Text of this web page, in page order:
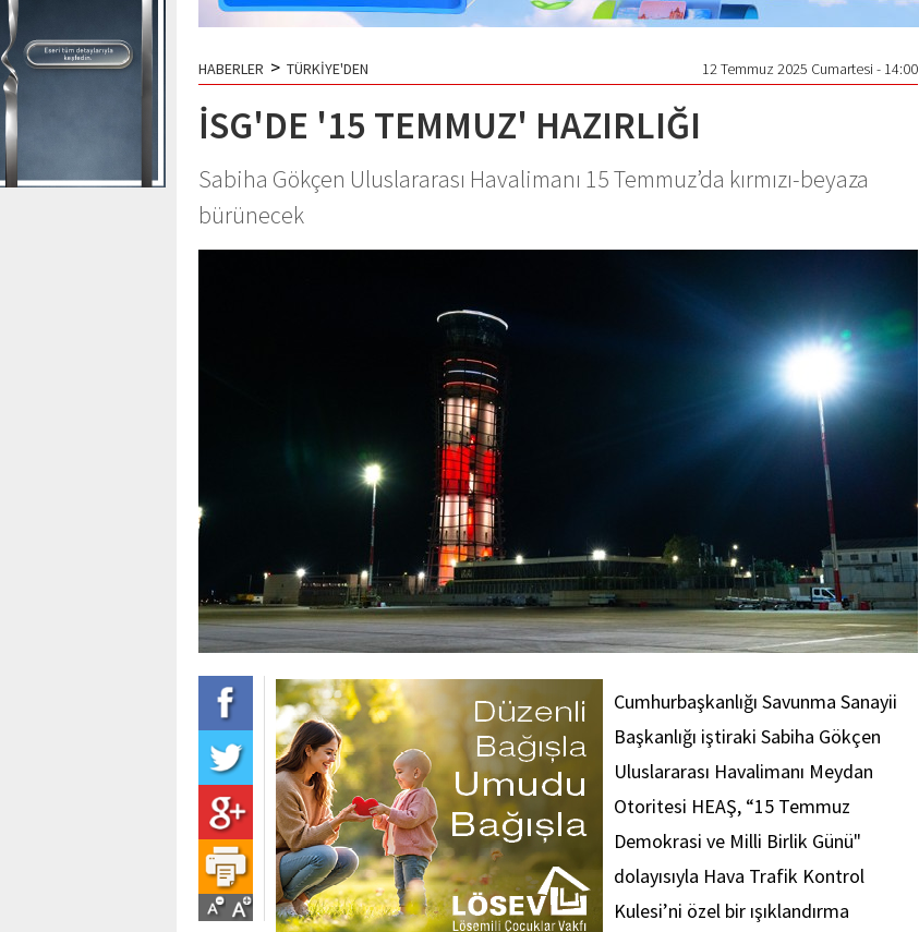
HABERLER > TÜRKİYE'DEN 12 Temmuz 2025 Cumartesi - 14:00
İSG'DE '15 TEMMUZ' HAZIRLIĞI
Sabiha Gökçen Uluslararası Havalimanı 15 Temmuz’da kırmızı-beyaza
bürünecek
Cumhurbaşkanlığı Savunma Sanayii
Başkanlığı iştiraki Sabiha Gökçen
Uluslararası Havalimanı Meydan
Otoritesi HEAŞ, “15 Temmuz
Demokrasi ve Milli Birlik Günü"
dolayısıyla Hava Trafik Kontrol
Kulesi’ni özel bir ışıklandırma